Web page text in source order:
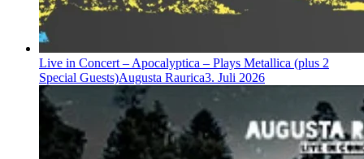
Live in Concert – Apocalyptica – Plays Metallica (plus 2
Special Guests)Augusta Raurica3. Juli 2026